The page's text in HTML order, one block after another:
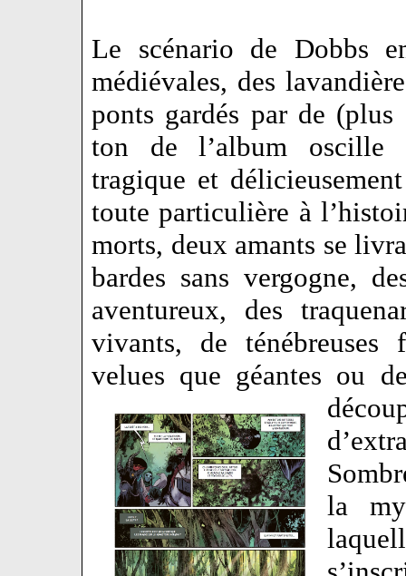
Le scénario de Dobbs
médiévales, des
ponts gardés par de
ton de l’album oscille
tragique et
toute particulière à
morts, deux amants se
bardes sans vergogne,
aventureux, des
vivants, de ténébreuses
velues que géantes ou
la